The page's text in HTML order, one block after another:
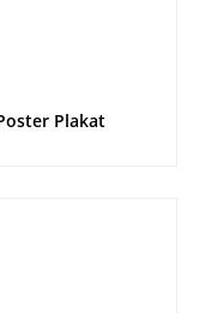
Plakat